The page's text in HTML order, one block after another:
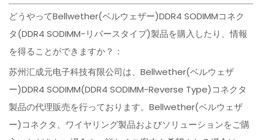
どうやってBellwether(ベルウェザー)DDR4 SODIMMコネク
タ(DDR4 SODIMM-リバースタイプ)製品を購入したり、情報
を得ることができますか？：
苏州汇成元电子科技有限公司は、Bellwether(ベルウェザ
ー)DDR4 SODIMM(DDR4 SODIMM-Reverse Type)コネクタ
製品の代理販売を行っております。Bellwether(ベルウェザ
ー)コネクタ、ワイヤリング製品およびソリューションをご購